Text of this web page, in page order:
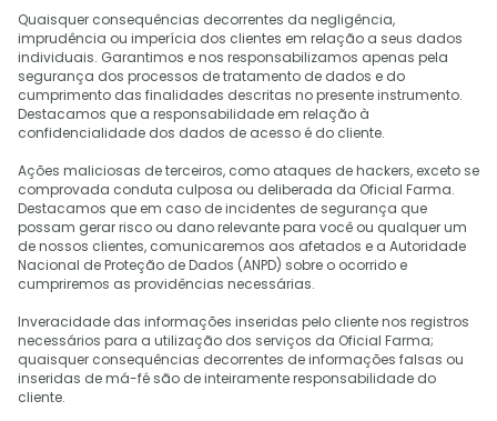
Quaisquer consequências decorrentes da negligência,
imprudência ou imperícia dos clientes em relação a seus dados
individuais. Garantimos e nos responsabilizamos apenas pela
segurança dos processos de tratamento de dados e do
cumprimento das finalidades descritas no presente instrumento.
Destacamos que a responsabilidade em relação à
confidencialidade dos dados de acesso é do cliente.
Ações maliciosas de terceiros, como ataques de hackers, exceto se
comprovada conduta culposa ou deliberada da Oficial Farma.
Destacamos que em caso de incidentes de segurança que
possam gerar risco ou dano relevante para você ou qualquer um
de nossos clientes, comunicaremos aos afetados e a Autoridade
Nacional de Proteção de Dados (ANPD) sobre o ocorrido e
cumpriremos as providências necessárias.
Inveracidade das informações inseridas pelo cliente nos registros
necessários para a utilização dos serviços da Oficial Farma;
quaisquer consequências decorrentes de informações falsas ou
inseridas de má-fé são de inteiramente responsabilidade do
cliente.